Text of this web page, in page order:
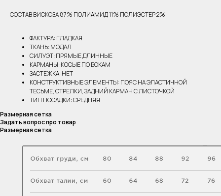
СОСТАВ ВИСКОЗА 87% ПОЛИАМИД 11% ПОЛИЭСТЕР 2%
ФАКТУРА: ГЛАДКАЯ
ТКАНЬ: МОДАЛ
СИЛУЭТ: ПРЯМЫЕ ДЛИННЫЕ
КАРМАНЫ: КОСЫЕ ПО БОКАМ
ЗАСТЕЖКА: НЕТ
КОНСТРУКТИВНЫЕ ЭЛЕМЕНТЫ: ПОЯС НА ЭЛАСТИЧНОЙ
ТЕСЬМЕ, СТРЕЛКИ, ЗАДНИЙ КАРМАН С ЛИСТОЧКОЙ
ТИП ПОСАДКИ: СРЕДНЯЯ
Размерная сетка
Задать вопрос про товар
Размерная сетка